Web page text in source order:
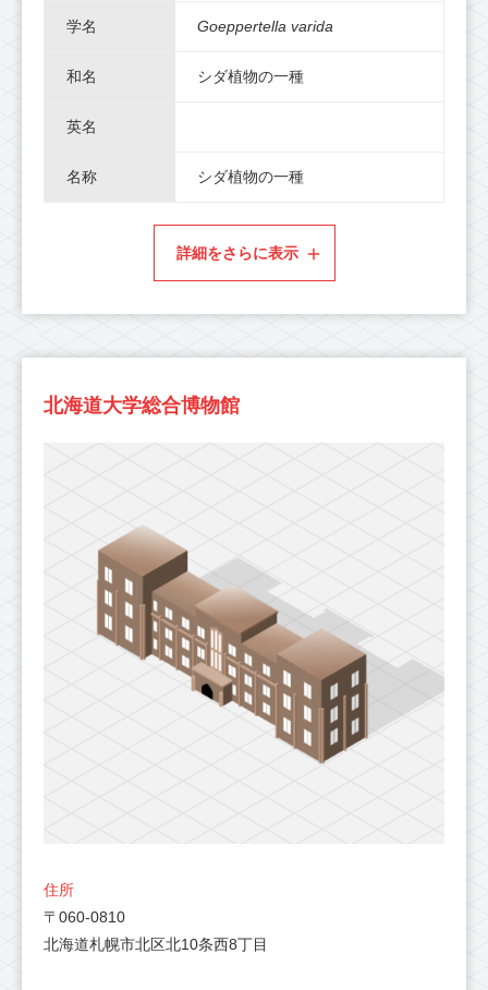
学名 Goeppertella varida
和名 シダ植物の一種
英名
名称 シダ植物の一種
詳細をさらに表示
北海道大学総合博物館
住所
〒060-0810
北海道札幌市北区北10条西8丁目